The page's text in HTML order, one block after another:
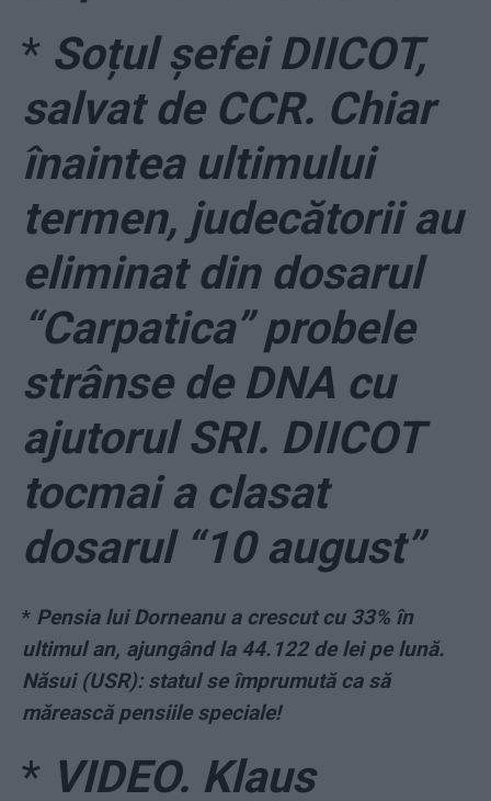
* Soțul șefei DIICOT,
salvat de CCR. Chiar
înaintea ultimului
termen, judecătorii au
eliminat din dosarul
“Carpatica” probele
strânse de DNA cu
ajutorul SRI. DIICOT
tocmai a clasat
dosarul “10 august”
* Pensia lui Dorneanu a crescut cu 33% în
ultimul an, ajungând la 44.122 de lei pe lună.
Năsui (USR): statul se împrumută ca să
mărească pensiile speciale!
* VIDEO. Klaus